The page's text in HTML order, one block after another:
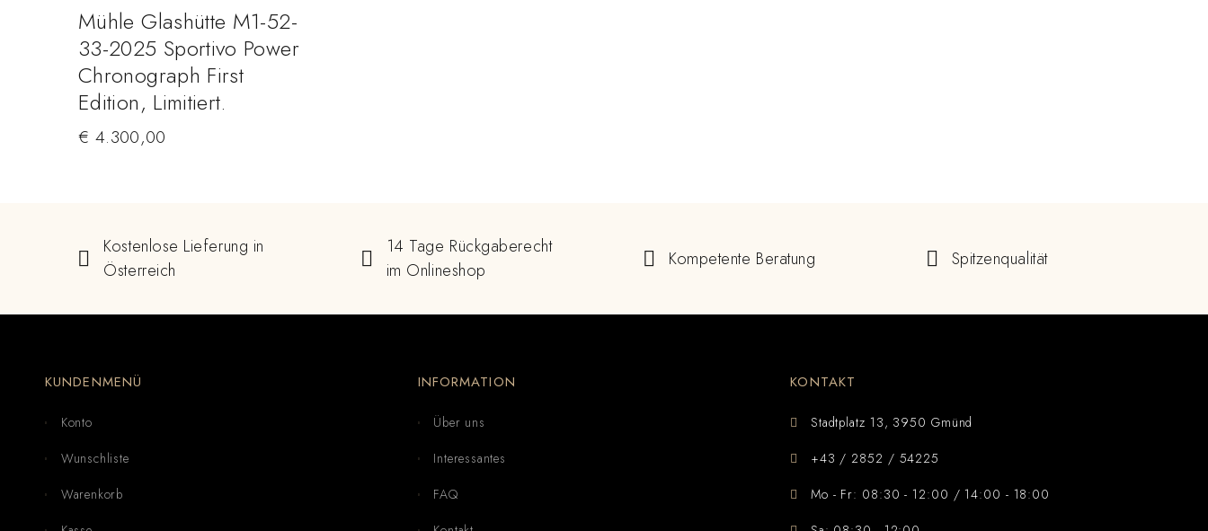
Mühle Glashütte M1-52-
33-2025 Sportivo Power
Chronograph First
Edition, Limitiert.
€ 4.300,00
Kostenlose Lieferung in
Österreich
14 Tage Rückgaberecht
im Onlineshop
Kompetente Beratung Spitzenqualität
KUNDENMENÜ
Konto
Wunschliste
Warenkorb
INFORMATION
Über uns
Interessantes
FAQ
KONTAKT
Stadtplatz 13, 3950 Gmünd
+43 / 2852 / 54225
Mo - Fr: 08:30 - 12:00 / 14:00 - 18:00